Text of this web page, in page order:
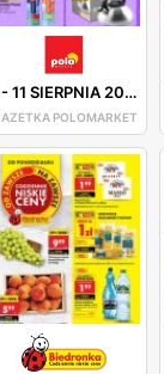
-11 SIERPNIA 2026
POLOMARKET